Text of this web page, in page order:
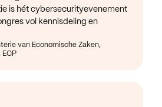
is hét cybersecurityevenement
vol kennisdeling en
van Economische Zaken,
ECP